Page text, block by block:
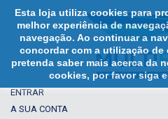
Esta loja utiliza cookies para
melhor experiência de
navegação. Ao continuar a
concordar com a utilização de
pretenda saber mais acerca da
cookies, por favor siga
ENTRAR
A SUA CONTA